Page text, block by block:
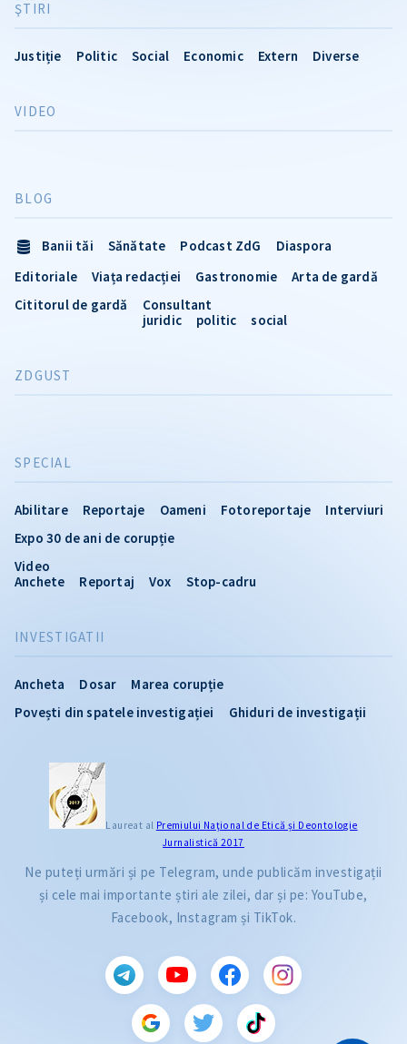
ŞTIRI
Justiție Politic Social Economic Extern Diverse
INVESTIGATII
Ancheta Dosar
Marea corupție
Povești din spatele investigației
Ghiduri de investigații
VIDEO
SPECIAL
Abilitare Reportaje Oameni Fotoreportaje
Interviuri
Expo 30 de ani de corupție
Video
Anchete
Reportaj Vox Stop-cadru
BLOG
Banii tăi Sănătate Podcast ZdG
Diaspora
Editoriale
Viața redacției Gastronomie
Arta de gardă
Cititorul de gardă
Consultant
juridic
politic social
ZDGUST
Laureat al Premiului Naţional de Etică și Deontologie
Jurnalistică 2017
Ne puteți urmări și pe Telegram, unde publicăm investigații
și cele mai importante știri ale zilei, dar și pe: YouTube,
Facebook, Instagram și TikTok.